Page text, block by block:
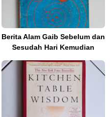
Berita Alam Gaib Sebelum dan
Sesudah Hari Kemudian